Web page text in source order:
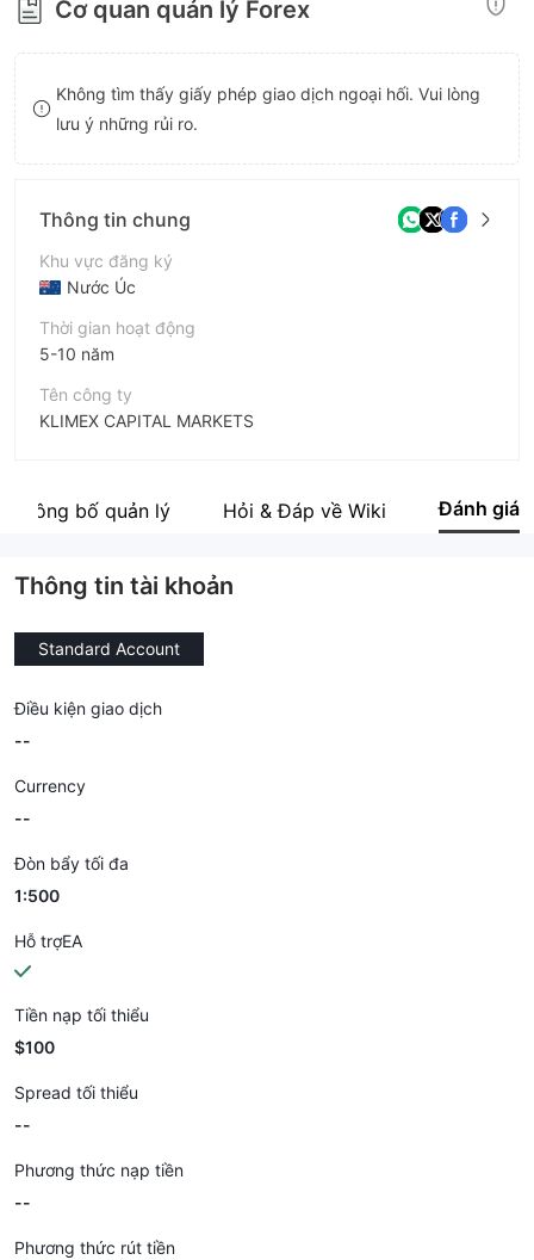
8
9
9
Cơ quan quản lý Forex
Không tìm thấy giấy phép giao dịch ngoại hối. Vui lòng
lưu ý những rủi ro.
Thông tin chung
Khu vực đăng ký
Nước Úc
Thời gian hoạt động
5-10 năm
Tên công ty
KLIMEX CAPITAL MARKETS
Nhân viên doanh nghiệp
Công bố quản lý Hỏi & Đáp về Wiki Đánh giá
Thông tin tài khoản
Standard Account
Điều kiện giao dịch
--
Currency
--
Đòn bẩy tối đa
1:500
Hỗ trợEA
Tiền nạp tối thiểu
$100
Spread tối thiểu
--
Phương thức nạp tiền
--
Phương thức rút tiền